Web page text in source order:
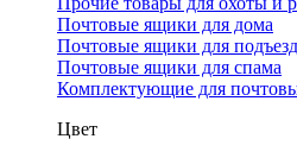
Почтовые ящики для дома
Почтовые ящики для
Почтовые ящики для спама
Комплектующие для
Цвет